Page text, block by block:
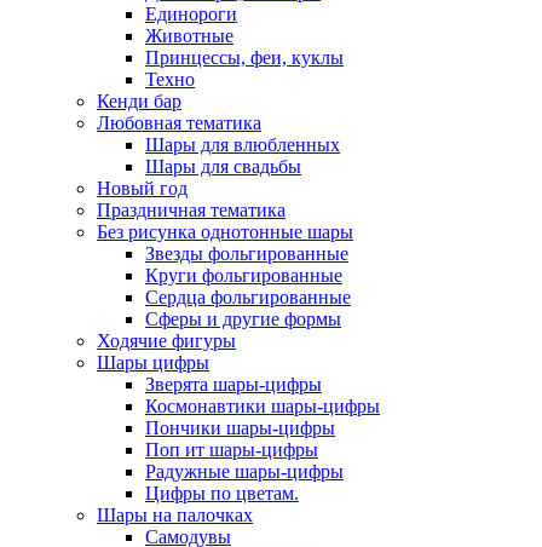
Единороги
Животные
Принцессы, феи, куклы
Техно
Кенди бар
Любовная тематика
Шары для влюбленных
Шары для свадьбы
Новый год
Праздничная тематика
Без рисунка однотонные шары
Звезды фольгированные
Круги фольгированные
Сердца фольгированные
Сферы и другие формы
Ходячие фигуры
Шары цифры
Зверята шары-цифры
Космонавтики шары-цифры
Пончики шары-цифры
Поп ит шары-цифры
Радужные шары-цифры
Цифры по цветам.
Шары на палочках
Самодувы